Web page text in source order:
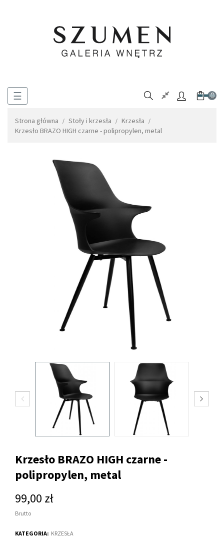
Toggle
☰ 0
Strona główna Stoły i krzesła
Krzesła
Krzesło BRAZO HIGH czarne - polipropylen, metal
Krzesło BRAZO HIGH czarne -
polipropylen, metal
99,00 zł
Brutto
KATEGORIA: KRZESŁA